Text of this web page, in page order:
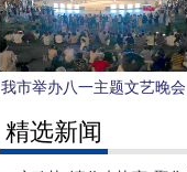
我市举办八一主题文艺晚会
精选新闻